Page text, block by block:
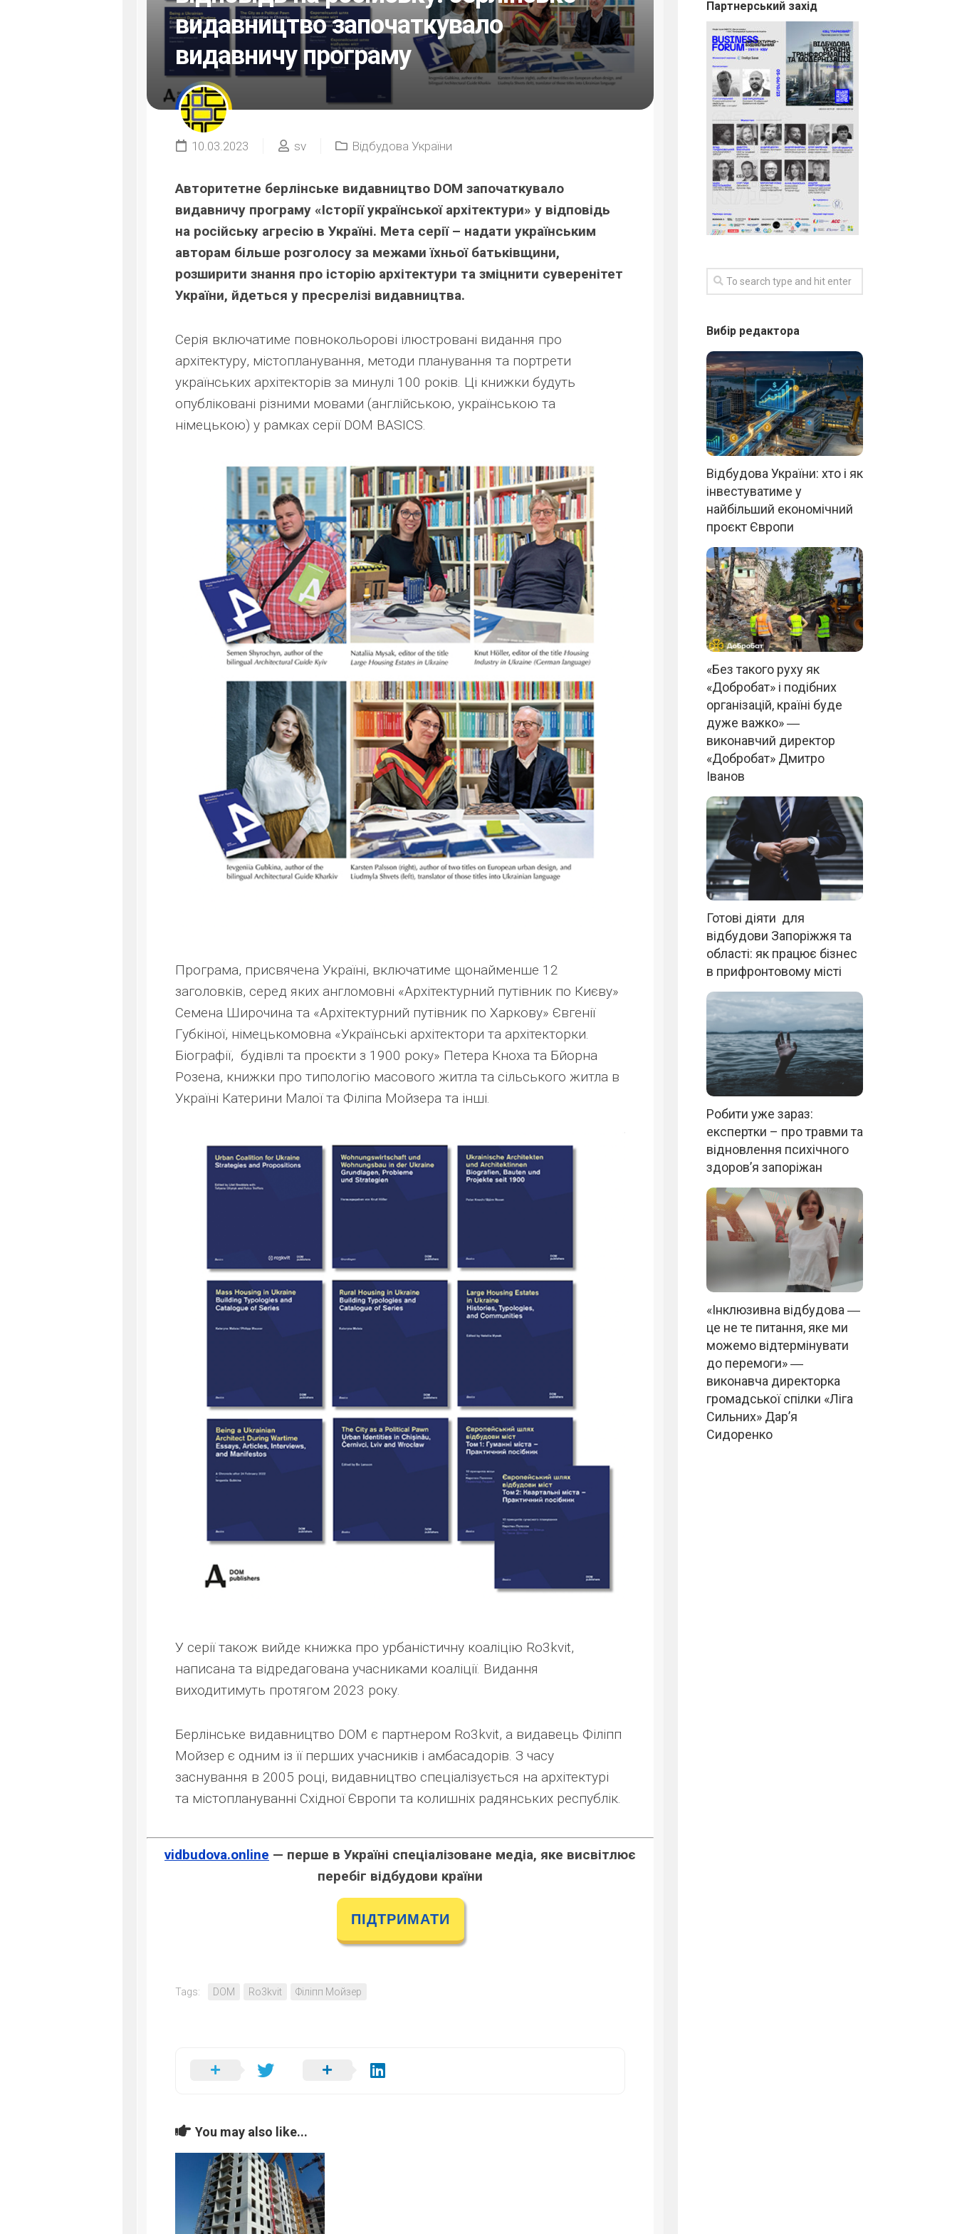
видавництво започаткувало
видавничу програму
10.03.2023 sv Відбудова України
Авторитетне берлінське видавництво DOM започаткувало
видавничу програму «Історії української архітектури» у відповідь
на російську агресію в Україні. Мета серії – надати українським
авторам більше розголосу за межами їхньої батьківщини,
розширити знання про історію архітектури та зміцнити суверенітет
України, йдеться у пресрелізі видавництва.
Серія включатиме повнокольорові ілюстровані видання про
архітектуру, містопланування, методи планування та портрети
українських архітекторів за минулі 100 років. Ці книжки будуть
опубліковані різними мовами (англійською, українською та
німецькою) у рамках серії DOM BASICS.
Програма, присвячена Україні, включатиме щонайменше 12
заголовків, серед яких англомовні «Архітектурний путівник по Києву»
Семена Широчина та «Архітектурний путівник по Харкову» Євгенії
Губкіної, німецькомовна «Українські архітектори та архітекторки.
Біографії, будівлі та проєкти з 1900 року» Петера Кноха та Бйорна
Розена, книжки про типологію масового житла та сільського житла в
Україні Катерини Малої та Філіпа Мойзера та інші.
У серії також вийде книжка про урбаністичну коаліцію Ro3kvit,
написана та відредагована учасниками коаліції. Видання
виходитимуть протягом 2023 року.
Берлінське видавництво DOM є партнером Ro3kvit, а видавець Філіпп
Мойзер є одним із її перших учасників і амбасадорів. З часу
заснування в 2005 році, видавництво спеціалізується на архітектурі
та містоплануванні Східної Європи та колишніх радянських республік.
vidbudova.online — перше в Україні спеціалізоване медіа, яке висвітлює
перебіг відбудови країни
ПІДТРИМАТИ
Tags: DOM Ro3kvit Філіпп Мойзер
You may also like...
Партнерський захід
Вибір редактора
Відбудова України: хто і як
інвестуватиме у
найбільший економічний
проєкт Європи
«Без такого руху як
«Добробат» і подібних
організацій, країні буде
дуже важко» ―
виконавчий директор
«Добробат» Дмитро
Іванов
Готові діяти для
відбудови Запоріжжя та
області: як працює бізнес
в прифронтовому місті
Робити уже зараз:
експертки – про травми та
відновлення психічного
здоров’я запоріжан
«Інклюзивна відбудова ―
це не те питання, яке ми
можемо відтермінувати
до перемоги» ―
виконавча директорка
громадської спілки «Ліга
Сильних» Дар’я
Сидоренко